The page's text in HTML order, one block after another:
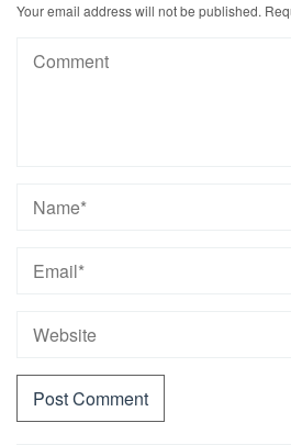
Your email address will not be published.